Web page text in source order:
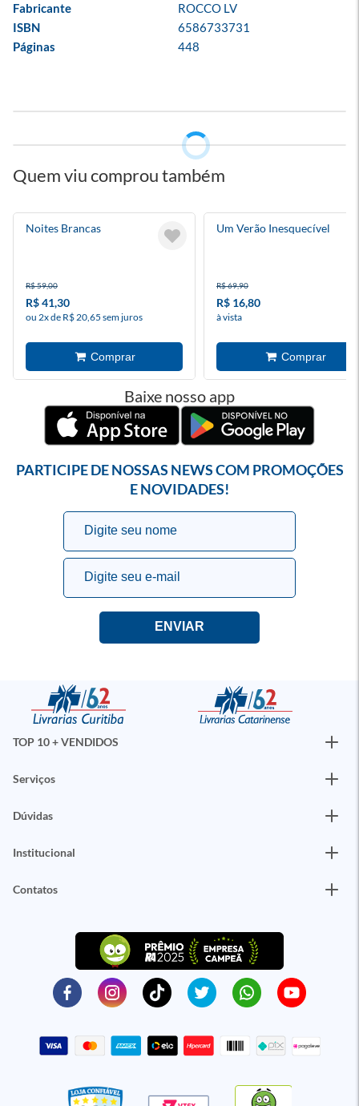
Fabricante
ROCCO LV
ISBN
6586733731
Páginas
448
Quem viu comprou também
Noites Brancas
R$ 59,00
R$ 41,30
ou 2x de R$ 20,65 sem juros
Um Verão Inesquecível
R$ 69,90
R$ 16,80
à vista
Baixe nosso app
PARTICIPE DE NOSSAS NEWS COM PROMOÇÕES
E NOVIDADES!
TOP 10 + VENDIDOS
Serviços
Dúvidas
Institucional
Contatos